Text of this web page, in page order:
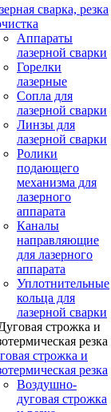
сварка, резка
Аппараты
лазерной сварки
Горелки
лазерные
Сопла для
лазерной сварки
Линзы для
лазерной сварки
Ролики
подающего
механизма для
лазерного
аппарата
Каналы
направляющие
для лазерного
аппарата
Уплотнительные
кольца для
лазерной сварки
строжка и
резка
Воздушно-
дуговая строжка